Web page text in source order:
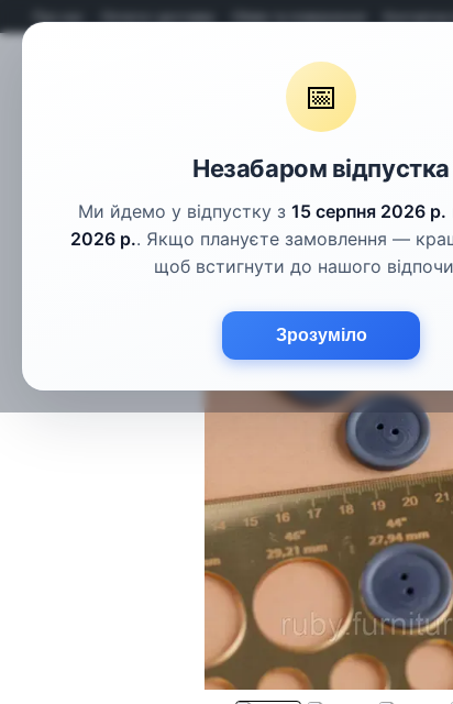
📅
Незабаром відпустка
Ми йдемо у відпустку з 15 серпня 2026 р.
2026 р.. Якщо плануєте замовлення —
щоб встигнути до нашого
Зрозуміло
Про нас Оплата і доставка Обмін та повернення Контактна
Гудзики Шнури